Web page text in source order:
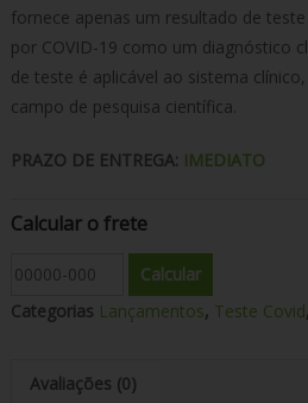
fornece apenas um resultado de
por COVID-19 como um diagnóstico
de teste é aplicável ao sistema
campo de pesquisa científica.
PRAZO DE ENTREGA: IMEDIATO
Calcular o frete
Categorias Lançamentos, Teste Covid,
Avaliações (0)